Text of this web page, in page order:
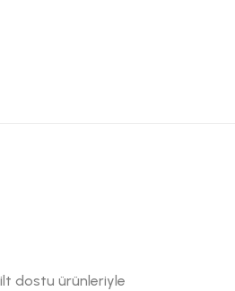
dostu ürünleriyle